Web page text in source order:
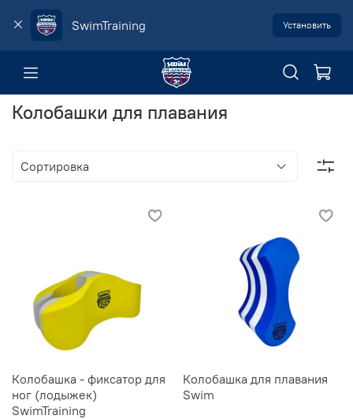
SwimTraining Установить
Колобашки для плавания
Колобашка - фиксатор для
ног (лодыжек)
SwimTraining
Колобашка для плавания
Swim